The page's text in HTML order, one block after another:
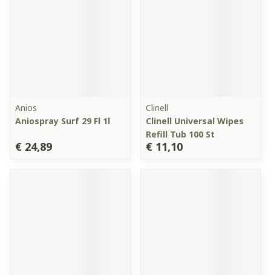
Anios
Aniospray Surf 29 Fl 1l
€ 24,89
Clinell
Clinell Universal Wipes
Refill Tub 100 St
€ 11,10